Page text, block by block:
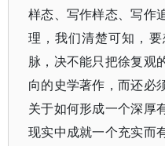
样态、写作样态、写作
理，我们清楚可知，
脉，决不能只把徐复观
向的史学著作，而还必
关于如何形成一个深厚
现实中成就一个充实而